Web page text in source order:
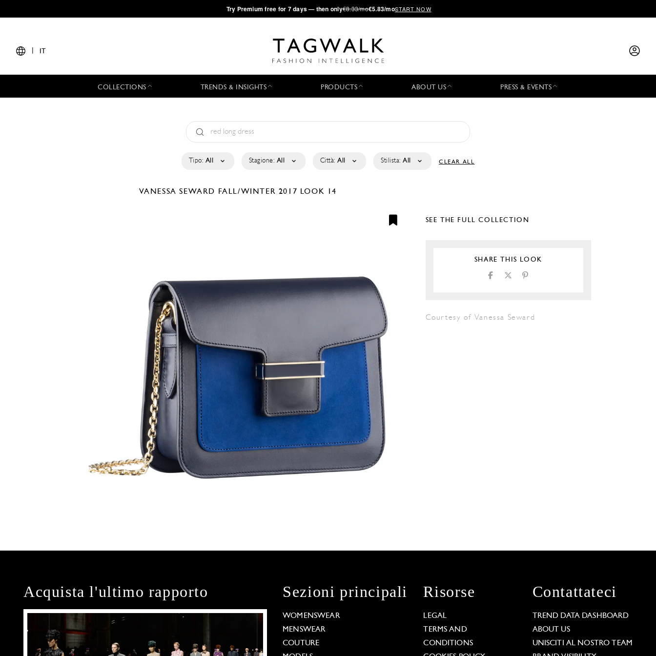
·Try Premium free for 7 days — then only€8.33/mo€5.83/moSTART NOW
IT
COLLECTIONS TRENDS & INSIGHTS PRODUCTS ABOUT US PRESS & EVENTS
Tipo: All Stagione: All Città: All Stilista: All CLEAR ALL
VANESSA SEWARD FALL/WINTER 2017 LOOK 14
SEE THE FULL COLLECTION
SHARE THIS LOOK
Courtesy of Vanessa Seward
Acquista l'ultimo rapporto Sezioni principali
WOMENSWEAR
MENSWEAR
COUTURE
Risorse
LEGAL
TERMS AND
CONDITIONS
Contattateci
TREND DATA DASHBOARD
ABOUT US
UNISCITI AL NOSTRO TEAM